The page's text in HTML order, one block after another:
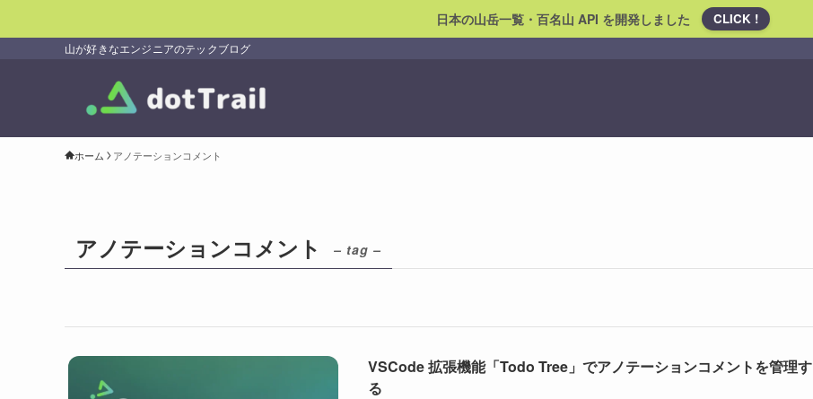
日本の山岳一覧・百名山 API を開発しました CLICK !
山が好きなエンジニアのテックブログ
ホーム アノテーションコメント
アノテーションコメント – tag –
VSCode 拡張機能「Todo Tree」でアノテーションコメントを管理す
る